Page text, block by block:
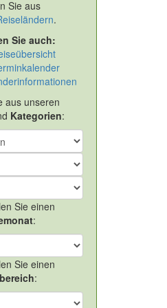
Sie aus
.
Sie auch:
aus unseren
Kategorien:
Sie einen
:
Sie einen
: